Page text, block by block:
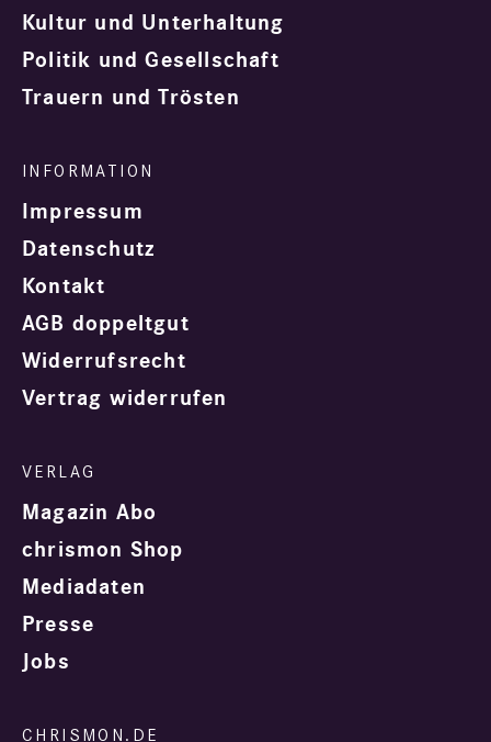
Kultur und Unterhaltung
Politik und Gesellschaft
Trauern und Trösten
Impressum
Datenschutz
Kontakt
AGB doppeltgut
Widerrufsrecht
Vertrag widerrufen
Magazin Abo
chrismon Shop
Mediadaten
Presse
Jobs